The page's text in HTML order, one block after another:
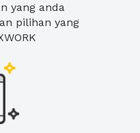
yang anda
pilihan yang